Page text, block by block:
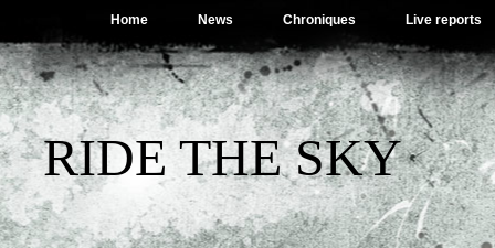
Home News Chroniques Live reports
RIDE THE SKY